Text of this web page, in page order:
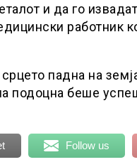
и да го
работник
падна на
подоцна беше
Follow us